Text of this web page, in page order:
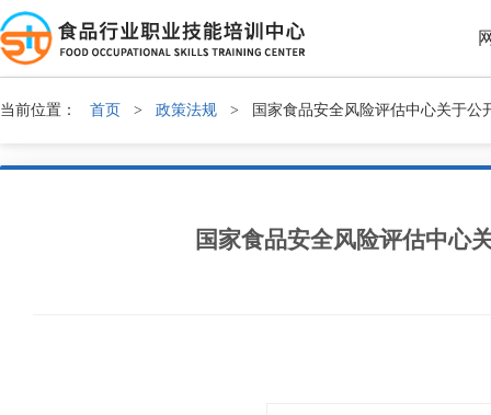
当前位置： 首页 > 政策法规 > 国家食品安全风险评估中心关于
国家食品安全风险评估中心